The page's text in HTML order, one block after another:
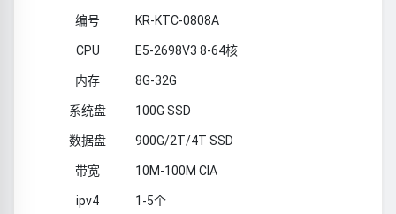
KR-KTC-0808A
E5-2698V3 8-64核
8G-32G
100G SSD
900G/2T/4T SSD
10M-100M CIA
1-5个